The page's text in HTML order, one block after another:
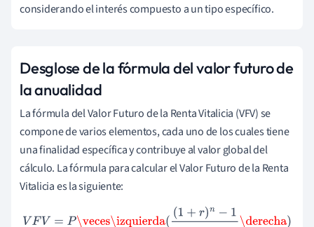
considerando el interés compuesto a un tipo específico.
Desglose de la fórmula del valor futuro de
la anualidad
La fórmula del Valor Futuro de la Renta Vitalicia (VFV) se
compone de varios elementos, cada uno de los cuales tiene
una finalidad específica y contribuye al valor global del
cálculo. La fórmula para calcular el Valor Futuro de la Renta
Vitalicia es la siguiente:
V FV= P\veces\izquierda(( 1+r )n−1r\derecha)